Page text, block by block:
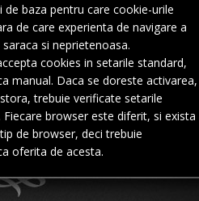
baza pentru care cookie-urile
de care experienta de navigare a
si neprietenoasa.
cookies in setarile standard,
manual. Daca se doreste activarea,
trebuie verificate setarile
browser este diferit, si exista
de browser, deci trebuie
oferita de acesta.